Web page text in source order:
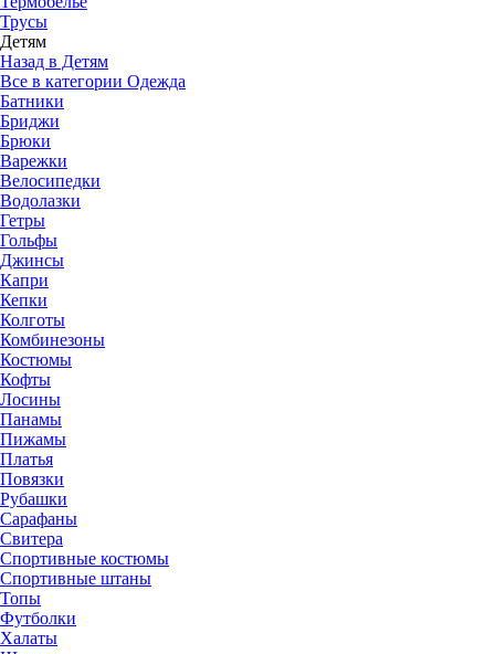
Трусы
Детям
Назад в Детям
Все в категории Одежда
Батники
Бриджи
Брюки
Варежки
Велосипедки
Водолазки
Гетры
Гольфы
Джинсы
Капри
Кепки
Колготы
Комбинезоны
Костюмы
Кофты
Лосины
Панамы
Пижамы
Платья
Повязки
Рубашки
Сарафаны
Свитера
Спортивные костюмы
Спортивные штаны
Топы
Футболки
Халаты